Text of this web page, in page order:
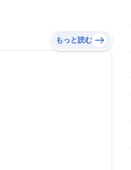
もっと読む